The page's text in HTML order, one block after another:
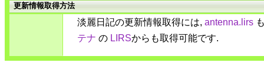
更新情報取得方法
淡麗日記の更新情報取得には, antenna.lirs
テナ の LIRSからも取得可能です.